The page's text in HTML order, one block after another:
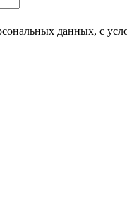
данных, с